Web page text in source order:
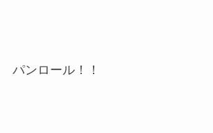
パンロール！！